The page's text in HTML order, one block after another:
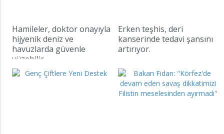
Hamileler, doktor onayıyla
hijyenik deniz ve
havuzlarda güvenle
yüzebilir.
Erken teşhis, deri
kanserinde tedavi şansını
artırıyor.